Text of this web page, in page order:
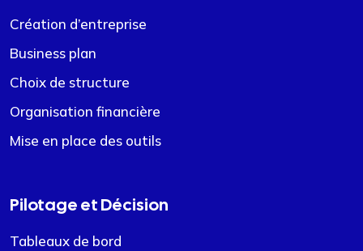
Création d’entreprise
Business plan
Choix de structure
Organisation financière
Mise en place des outils
Pilotage et Décision
Tableaux de bord